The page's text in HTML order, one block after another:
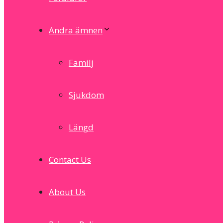
Andra ämnen
Familj
Sjukdom
Längd
Contact Us
About Us